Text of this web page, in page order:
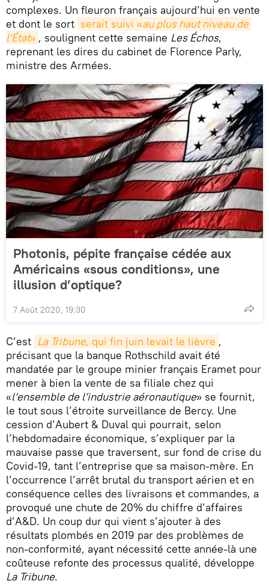
complexes. Un fleuron français aujourd’hui en vente
et dont le sort serait suivi «au plus haut niveau de
l’État» , soulignent cette semaine Les Échos,
reprenant les dires du cabinet de Florence Parly,
ministre des Armées.
Photonis, pépite française cédée aux
Américains «sous conditions», une
illusion d’optique?
7 Août 2020, 19:30
C’est La Tribune, qui fin juin levait le lièvre ,
précisant que la banque Rothschild avait été
mandatée par le groupe minier français Eramet pour
mener à bien la vente de sa filiale chez qui
«l’ensemble de l’industrie aéronautique» se fournit,
le tout sous l’étroite surveillance de Bercy. Une
cession d’Aubert & Duval qui pourrait, selon
l’hebdomadaire économique, s’expliquer par la
mauvaise passe que traversent, sur fond de crise du
Covid-19, tant l’entreprise que sa maison-mère. En
l’occurrence l’arrêt brutal du transport aérien et en
conséquence celles des livraisons et commandes, a
provoqué une chute de 20% du chiffre d’affaires
d’A&D. Un coup dur qui vient s’ajouter à des
résultats plombés en 2019 par des problèmes de
non-conformité, ayant nécessité cette année-là une
coûteuse refonte des processus qualité, développe
La Tribune.